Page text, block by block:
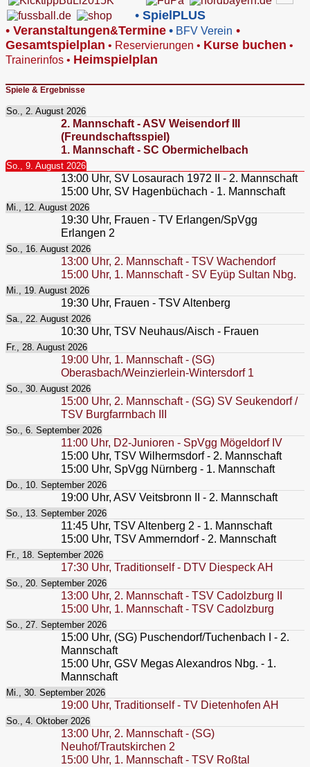
• SpielPLUS
• Veranstaltungen&Termine • BFV Verein •
Gesamtspielplan • Reservierungen • Kurse buchen •
Trainerinfos • Heimspielplan
Spiele & Ergebnisse
So., 2. August 2026
2. Mannschaft - ASV Weisendorf III
(Freundschaftsspiel)
1. Mannschaft - SC Obermichelbach
So., 9. August 2026
13:00 Uhr, SV Losaurach 1972 II - 2. Mannschaft
15:00 Uhr, SV Hagenbüchach - 1. Mannschaft
Mi., 12. August 2026
19:30 Uhr, Frauen - TV Erlangen/SpVgg
Erlangen 2
So., 16. August 2026
13:00 Uhr, 2. Mannschaft - TSV Wachendorf
15:00 Uhr, 1. Mannschaft - SV Eyüp Sultan Nbg.
Mi., 19. August 2026
19:30 Uhr, Frauen - TSV Altenberg
Sa., 22. August 2026
10:30 Uhr, TSV Neuhaus/Aisch - Frauen
Fr., 28. August 2026
19:00 Uhr, 1. Mannschaft - (SG)
Oberasbach/Weinzierlein-Wintersdorf 1
So., 30. August 2026
15:00 Uhr, 2. Mannschaft - (SG) SV Seukendorf /
TSV Burgfarrnbach III
So., 6. September 2026
11:00 Uhr, D2-Junioren - SpVgg Mögeldorf IV
15:00 Uhr, TSV Wilhermsdorf - 2. Mannschaft
15:00 Uhr, SpVgg Nürnberg - 1. Mannschaft
Do., 10. September 2026
19:00 Uhr, ASV Veitsbronn II - 2. Mannschaft
So., 13. September 2026
11:45 Uhr, TSV Altenberg 2 - 1. Mannschaft
15:00 Uhr, TSV Ammerndorf - 2. Mannschaft
Fr., 18. September 2026
17:30 Uhr, Traditionself - DTV Diespeck AH
So., 20. September 2026
13:00 Uhr, 2. Mannschaft - TSV Cadolzburg II
15:00 Uhr, 1. Mannschaft - TSV Cadolzburg
So., 27. September 2026
15:00 Uhr, (SG) Puschendorf/Tuchenbach I - 2.
Mannschaft
15:00 Uhr, GSV Megas Alexandros Nbg. - 1.
Mannschaft
Mi., 30. September 2026
19:00 Uhr, Traditionself - TV Dietenhofen AH
So., 4. Oktober 2026
13:00 Uhr, 2. Mannschaft - (SG)
Neuhof/Trautskirchen 2
15:00 Uhr, 1. Mannschaft - TSV Roßtal